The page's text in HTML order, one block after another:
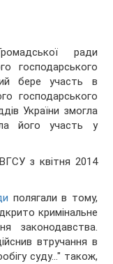
ради
господарського
бере участь в
господарського
України змогла
його участь у
з квітня 2014
полягали в тому,
кримінальне
законодавства.
втручання в
суду..." також,